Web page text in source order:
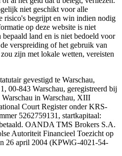
niet geschikt voor alle
risico's begrijpt en win indien nodig
op deze website is niet
bepaald land en is niet bedoeld voor
verspreiding of het gebruik van
zijn met lokale wetten, vereisten
gevestigd te Warschau,
00-843 Warschau, geregistreerd bij
in Warschau, XIII
Court Register onder KRS-
5262759131, startkapitaal:
OANDA TMS Brokers S.A.
Autoriteit Financieel Toezicht op
26 april 2004 (KPWiG-4021-54-